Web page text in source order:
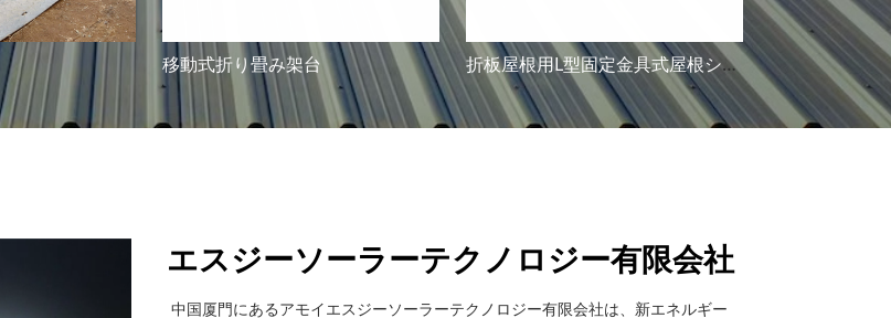
移動式折り畳み架台 折板屋根用L型固定金具式屋根システム
エスジーソーラーテクノロジー有限会社
中国厦門にあるアモイエスジーソーラーテクノロジー有限会社は、新エネルギー